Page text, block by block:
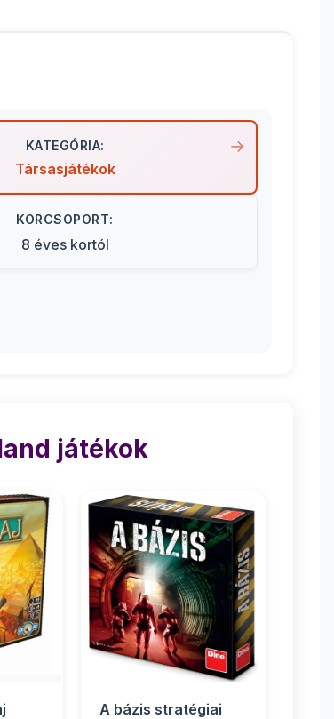
KATEGÓRIA:
Társasjátékok
KORCSOPORT:
8 éves kortól
játékok
A bázis stratégiai